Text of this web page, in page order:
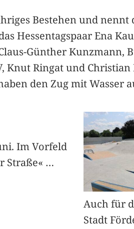
Bestehen und
Hessentagspaar Ena
Günther Kunzmann,
Knut Ringat und
den Zug mit Wasser
Im Vorfeld
Straße« …
Auch für
Stadt